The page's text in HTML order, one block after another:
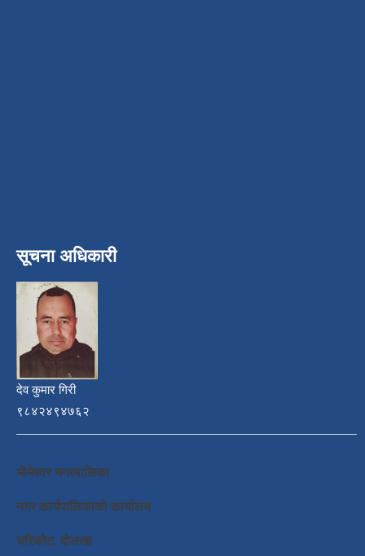
सूचना अधिकारी
देव कुमार गिरी
९८४२४९४७६२
भीमेश्वर नगरपालिका
नगर कार्यपालिकाको कार्यालय
चरिकोट, दोलखा